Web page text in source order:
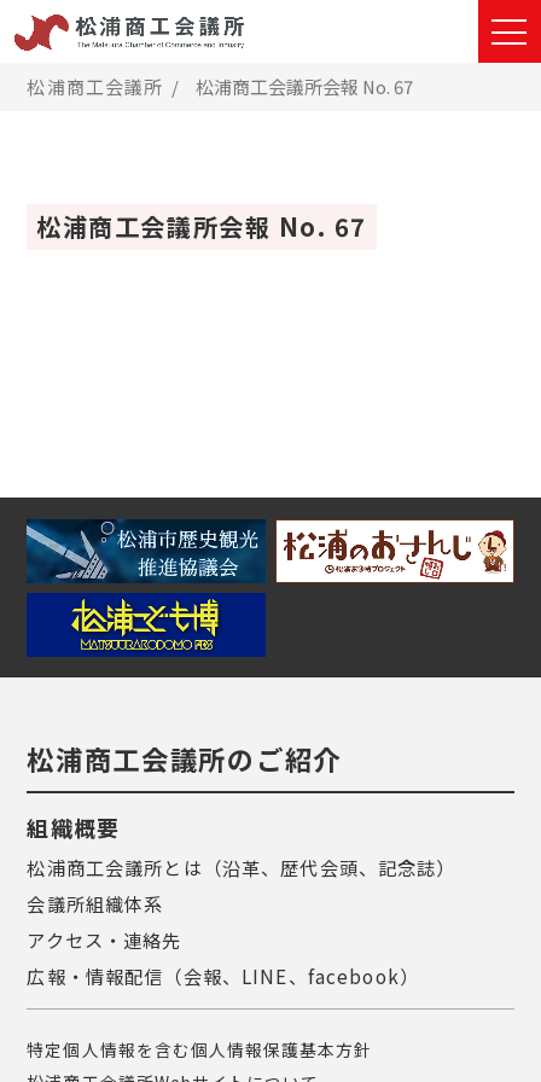
松浦商工会議所 松浦商工会議所会報 No. 67
松浦商工会議所会報 No. 67
松浦商工会議所のご紹介
組織概要
松浦商工会議所とは（沿革、歴代会頭、記念誌）
会議所組織体系
アクセス・連絡先
広報・情報配信（会報、LINE、facebook）
特定個人情報を含む個人情報保護基本方針